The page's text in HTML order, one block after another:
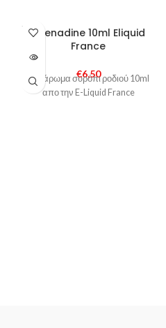
SOLD
OUTGrenadine 10ml Eliquid
France
€6,50
DIY άρωμα συρόπι ροδιού 10ml
απο την E-Liquid France